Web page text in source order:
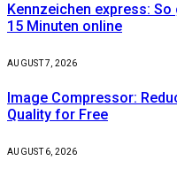
Kennzeichen express:
15 Minuten online
AUGUST 7, 2026
Image Compressor:
Quality for Free
AUGUST 6, 2026